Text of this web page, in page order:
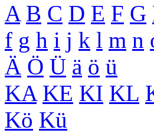
A B C D E F G
f g h i j k l m n
Ä Ö Ü ä ö ü
KA KE KI KL
Kö Kü